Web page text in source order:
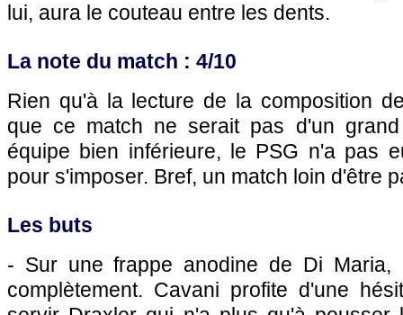
lui, aura le couteau entre les dents.
La note du match : 4/10
Rien qu'à la lecture de la composition
que ce match ne serait pas d'un
équipe bien inférieure, le PSG n'a pas
pour s'imposer. Bref, un match loin d'être
Les buts
- Sur une frappe anodine de Di Maria,
complètement. Cavani profite d'une